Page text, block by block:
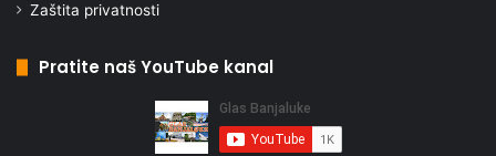
Zaštita privatnosti
Pratite naš YouTube kanal